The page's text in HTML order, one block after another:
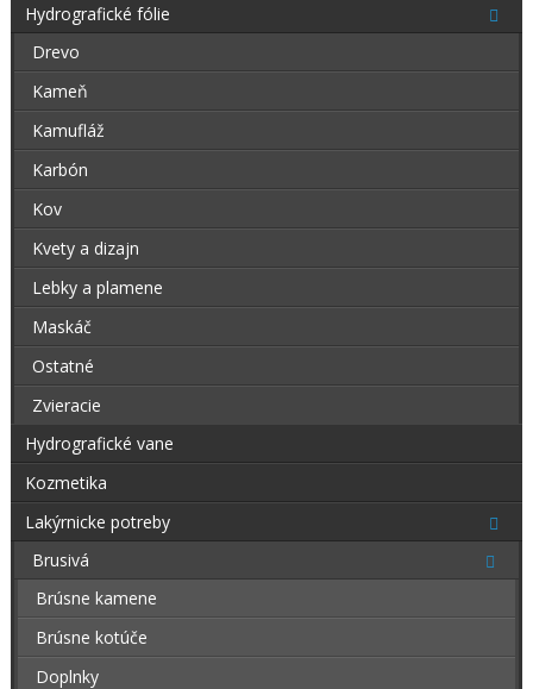
Hydrografické fólie
Drevo
Kameň
Kamufláž
Karbón
Kov
Kvety a dizajn
Lebky a plamene
Maskáč
Ostatné
Zvieracie
Hydrografické vane
Kozmetika
Lakýrnicke potreby
Brusivá
Brúsne kamene
Brúsne kotúče
Doplnky